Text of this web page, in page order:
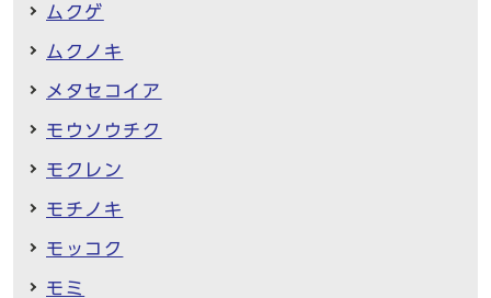
ムクゲ
ムクノキ
メタセコイア
モウソウチク
モクレン
モチノキ
モッコク
モミ